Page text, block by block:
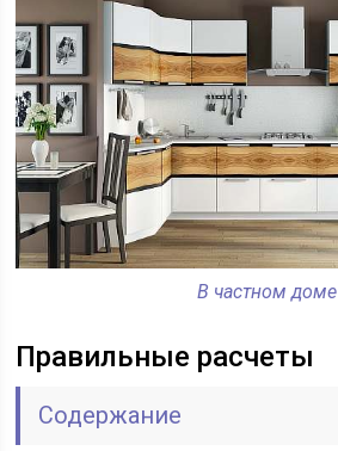
В частном доме
Правильные расчеты
Содержание